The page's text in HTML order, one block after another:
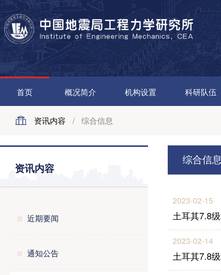
首页 概况简介 机构设置 科研队伍
资讯内容 / 综合信息
资讯内容
近期要闻
通知公告
综合信
2023-02-15
土耳其7.8
2023-02-14
土耳其7.8